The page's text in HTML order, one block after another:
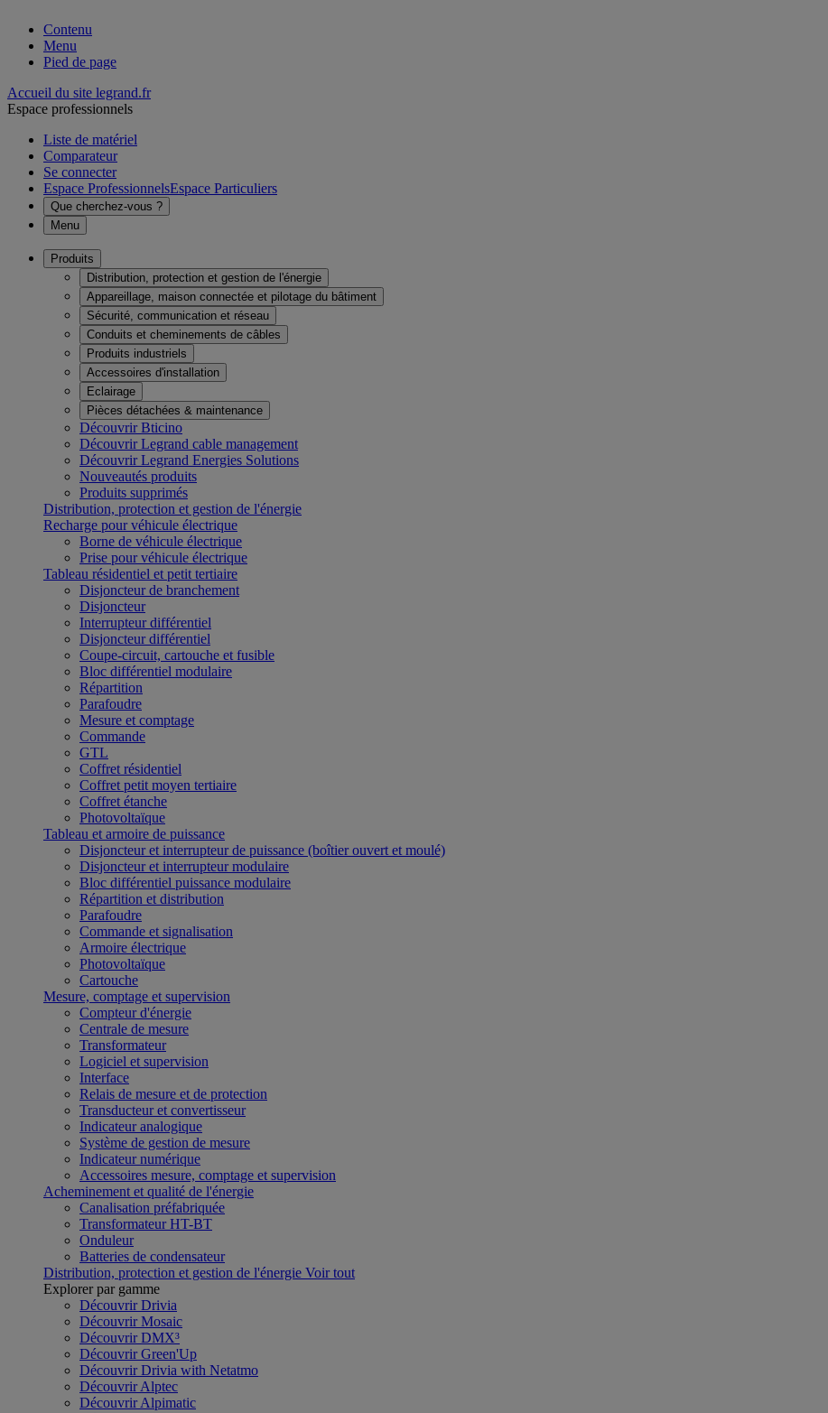
Contenu
Menu
Pied de page
Accueil du site legrand.fr
Espace professionnels
Liste de matériel
Comparateur
Se connecter
Espace ProfessionnelsEspace Particuliers
Que cherchez-vous ?
Menu
Produits
Distribution, protection et gestion de l'énergie
Appareillage, maison connectée et pilotage du bâtiment
Sécurité, communication et réseau
Conduits et cheminements de câbles
Produits industriels
Accessoires d'installation
Eclairage
Pièces détachées & maintenance
Découvrir Bticino
Découvrir Legrand cable management
Découvrir Legrand Energies Solutions
Nouveautés produits
Produits supprimés
Distribution, protection et gestion de l'énergie
Recharge pour véhicule électrique
Borne de véhicule électrique
Prise pour véhicule électrique
Tableau résidentiel et petit tertiaire
Disjoncteur de branchement
Disjoncteur
Interrupteur différentiel
Disjoncteur différentiel
Coupe-circuit, cartouche et fusible
Bloc différentiel modulaire
Répartition
Parafoudre
Mesure et comptage
Commande
GTL
Coffret résidentiel
Coffret petit moyen tertiaire
Coffret étanche
Photovoltaïque
Tableau et armoire de puissance
Disjoncteur et interrupteur de puissance (boîtier ouvert et moulé)
Disjoncteur et interrupteur modulaire
Bloc différentiel puissance modulaire
Répartition et distribution
Parafoudre
Commande et signalisation
Armoire électrique
Photovoltaïque
Cartouche
Mesure, comptage et supervision
Compteur d'énergie
Centrale de mesure
Transformateur
Logiciel et supervision
Interface
Relais de mesure et de protection
Transducteur et convertisseur
Indicateur analogique
Système de gestion de mesure
Indicateur numérique
Accessoires mesure, comptage et supervision
Acheminement et qualité de l'énergie
Canalisation préfabriquée
Transformateur HT-BT
Onduleur
Batteries de condensateur
Distribution, protection et gestion de l'énergie Voir tout
Explorer par gamme
Découvrir Drivia
Découvrir Mosaic
Découvrir DMX³
Découvrir Green'Up
Découvrir Drivia with Netatmo
Découvrir Alptec
Découvrir Alpimatic